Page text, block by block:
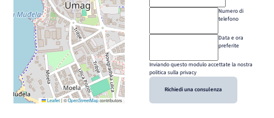
Leaflet |© OpenStreetMapcontributors
Numero di
telefono
Data e ora
preferite
Inviando questo modulo accettate la nostra
politica sulla privacy
Richiedi una consulenza